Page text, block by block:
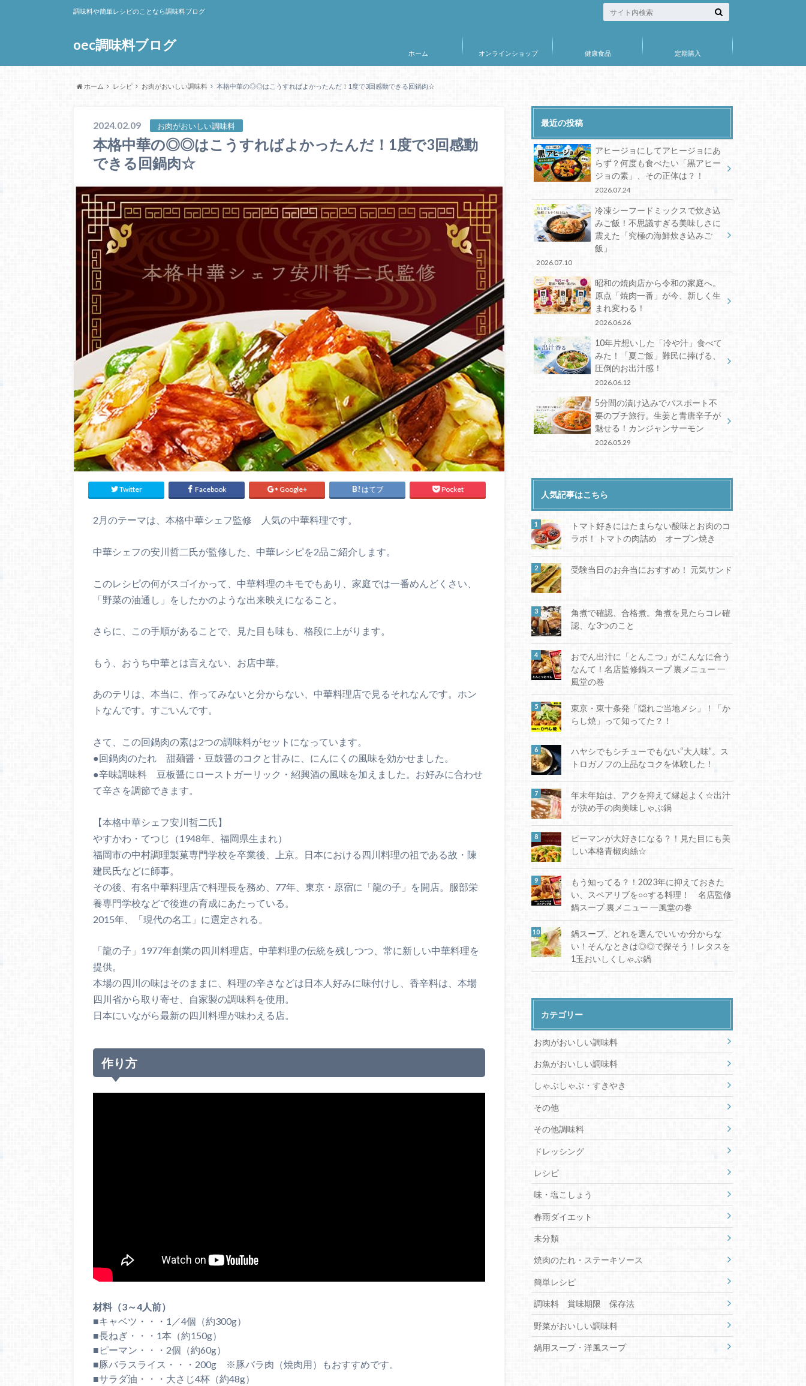
oec調味料ブログ
調味料や簡単レシピのことなら調味料ブログ
ホーム オンラインショップ 健康食品 定期購入
ホーム レシピ お肉がおいしい調味料 本格中華の◎◎はこうすればよかったんだ！1度で3回感動できる回鍋肉☆
2024.02.09 お肉がおいしい調味料
本格中華の◎◎はこうすればよかったんだ！1度で3回感動
できる回鍋肉☆
Twitter Facebook Google+ はてブ Pocket
2月のテーマは、本格中華シェフ監修 人気の中華料理です。
中華シェフの安川哲二氏が監修した、中華レシピを2品ご紹介します。
このレシピの何がスゴイかって、中華料理のキモでもあり、家庭では一番めんどくさい、
「野菜の油通し」をしたかのような出来映えになること。
さらに、この手順があることで、見た目も味も、格段に上がります。
もう、おうち中華とは言えない、お店中華。
あのテリは、本当に、作ってみないと分からない、中華料理店で見るそれなんです。ホン
トなんです。すごいんです。
さて、この回鍋肉の素は2つの調味料がセットになっています。
●回鍋肉のたれ 甜麺醤・豆鼓醤のコクと甘みに、にんにくの風味を効かせました。
●辛味調味料 豆板醤にローストガーリック・紹興酒の風味を加えました。お好みに合わせ
て辛さを調節できます。
【本格中華シェフ安川哲二氏】
やすかわ・てつじ（1948年、福岡県生まれ）
福岡市の中村調理製菓専門学校を卒業後、上京。日本における四川料理の祖である故・陳
建民氏などに師事。
その後、有名中華料理店で料理長を務め、77年、東京・原宿に「龍の子」を開店。服部栄
養専門学校などで後進の育成にあたっている。
2015年、「現代の名工」に選定される。
「龍の子」1977年創業の四川料理店。中華料理の伝統を残しつつ、常に新しい中華料理を
提供。
本場の四川の味はそのままに、料理の辛さなどは日本人好みに味付けし、香辛料は、本場
四川省から取り寄せ、自家製の調味料を使用。
日本にいながら最新の四川料理が味わえる店。
作り方
材料（3～4人前）
■キャベツ・・・1／4個（約300g）
■長ねぎ・・・1本（約150g）
■ピーマン・・・2個（約60g）
■豚バラスライス・・・200g ※豚バラ肉（焼肉用）もおすすめです。
■サラダ油・・・大さじ4杯（約48g）
最近の投稿
アヒージョにしてアヒージョにあ
らず？何度も食べたい「黒アヒー
ジョの素」、その正体は？！
2026.07.24
冷凍シーフードミックスで炊き込
みご飯！不思議すぎる美味しさに
震えた「究極の海鮮炊き込みご
飯」
2026.07.10
昭和の焼肉店から令和の家庭へ。
原点「焼肉一番」が今、新しく生
まれ変わる！
2026.06.26
10年片想いした「冷や汁」食べて
みた！「夏ご飯」難民に捧げる、
圧倒的お出汁感！
2026.06.12
5分間の漬け込みでパスポート不
要のプチ旅行。生姜と青唐辛子が
魅せる！カンジャンサーモン
2026.05.29
人気記事はこちら
トマト好きにはたまらない酸味とお肉のコ
ラボ！ トマトの肉詰め オーブン焼き
受験当日のお弁当におすすめ！ 元気サンド
角煮で確認、合格煮。角煮を見たらコレ確
認、な3つのこと
おでん出汁に「とんこつ」がこんなに合う
なんて！名店監修鍋スープ 裏メニュー 一
風堂の巻
東京・東十条発「隠れご当地メシ」！「か
らし焼」って知ってた？！
ハヤシでもシチューでもない“大人味”。ス
トロガノフの上品なコクを体験した！
年末年始は、アクを抑えて縁起よく☆出汁
が決め手の肉美味しゃぶ鍋
ピーマンが大好きになる？！見た目にも美
しい本格青椒肉絲☆
もう知ってる？！2023年に抑えておきた
い、スペアリブを○○する料理！ 名店監修
鍋スープ 裏メニュー 一風堂の巻
鍋スープ、どれを選んでいいか分からな
い！そんなときは◎◎で探そう！レタスを
1玉おいしくしゃぶ鍋
カテゴリー
お肉がおいしい調味料
お魚がおいしい調味料
しゃぶしゃぶ・すきやき
その他
その他調味料
ドレッシング
レシピ
味・塩こしょう
春雨ダイエット
未分類
焼肉のたれ・ステーキソース
簡単レシピ
調味料 賞味期限 保存法
野菜がおいしい調味料
鍋用スープ・洋風スープ